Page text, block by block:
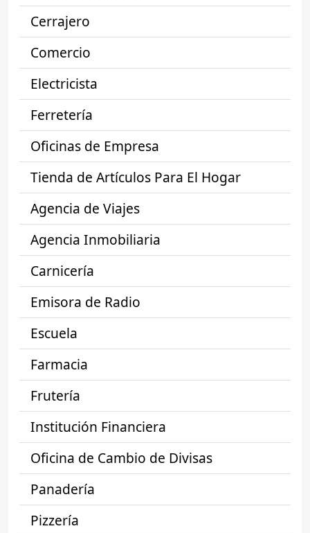
Cerrajero
Comercio
Electricista
Ferretería
Oficinas de Empresa
Tienda de Artículos Para El Hogar
Agencia de Viajes
Agencia Inmobiliaria
Carnicería
Emisora de Radio
Escuela
Farmacia
Frutería
Institución Financiera
Oficina de Cambio de Divisas
Panadería
Pizzería